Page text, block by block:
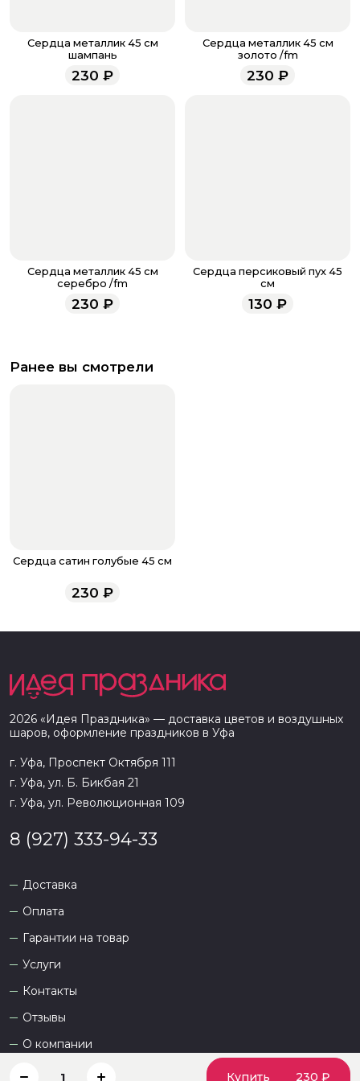
1 Купить 230 ₽
звоните по номеру телефона
8 (927) 936-71-86
напишите WhatsApp
+7 937 333-66-53. Наши
менеджеры работают ежедневно с 9.00 до 23.00 и
всегда рады проконсультировать вас.
Сердца металлик 45 см
шампань
230 ₽
Сердца металлик 45 см
золото /fm
230 ₽
Сердца металлик 45 см
серебро /fm
230 ₽
Сердца персиковый пух 45
см
130 ₽
Ранее вы смотрели
Сердца сатин голубые 45 см
230 ₽
2026 «Идея Праздника» — доставка цветов и воздушных
шаров, оформление праздников в Уфа
г. Уфа, Проспект Октября 111
г. Уфа, ул. Б. Бикбая 21
г. Уфа, ул. Революционная 109
8 (927) 333-94-33
Доставка
Оплата
Гарантии на товар
Услуги
Контакты
Отзывы
О компании